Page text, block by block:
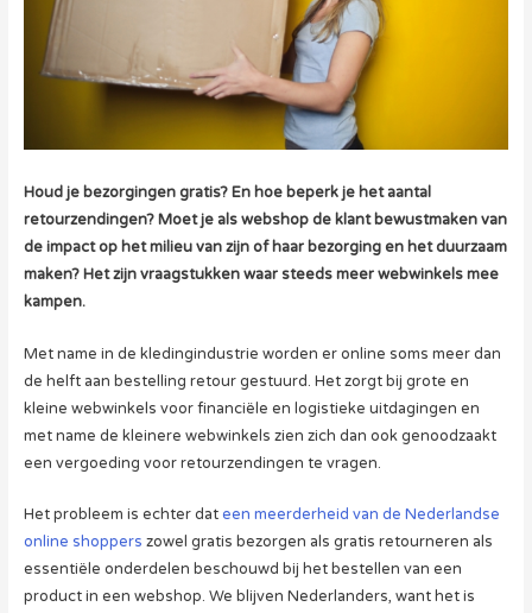
Houd je bezorgingen gratis? En hoe beperk je het aantal
retourzendingen? Moet je als webshop de klant bewustmaken van
de impact op het milieu van zijn of haar bezorging en het duurzaam
maken? Het zijn vraagstukken waar steeds meer webwinkels mee
kampen.
Met name in de kledingindustrie worden er online soms meer dan
de helft aan bestelling retour gestuurd. Het zorgt bij grote en
kleine webwinkels voor financiële en logistieke uitdagingen en
met name de kleinere webwinkels zien zich dan ook genoodzaakt
een vergoeding voor retourzendingen te vragen.
Het probleem is echter dateen meerderheid van de Nederlandse
online shoppers zowel gratis bezorgen als gratis retourneren als
essentiële onderdelen beschouwd bij het bestellen van een
product in een webshop. We blijven Nederlanders, want het is